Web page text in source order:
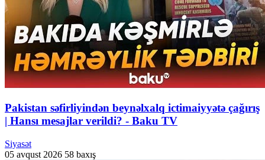
Pakistan səfirliyindən beynəlxalq ictimaiyyətə çağırış
| Hansı mesajlar verildi? - Baku TV
Siyasət
05 avqust 2026 58 baxış